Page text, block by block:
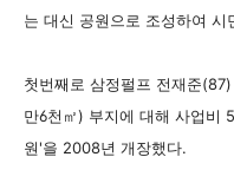
는 대신 공원으로 조성하여 시
첫번째로 삼정펄프 전재준
만6천㎡) 부지에 대해 사업비
원'을 2008년 개장했다.